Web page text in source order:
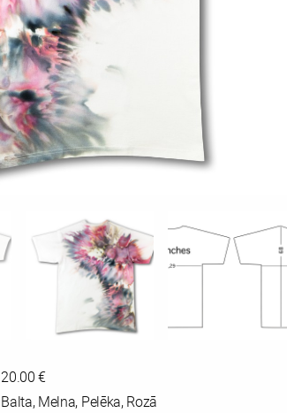
20.00 €
Balta, Melna, Pelēka, Rozā